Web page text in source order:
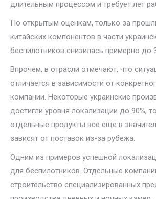
длительным процессом и требует лет
По открытым оценкам, только за
китайских компонентов в части
беспилотников снизилась примерно до
Впрочем, в отрасли отмечают, что
отличается в зависимости от
компании. Некоторые украинские
достигли уровня локализации до 90%,
отдельные продукты все еще в
зависят от поставок из-за рубежа.
Одним из примеров успешной
для беспилотников. Отдельные
строительство специализированных